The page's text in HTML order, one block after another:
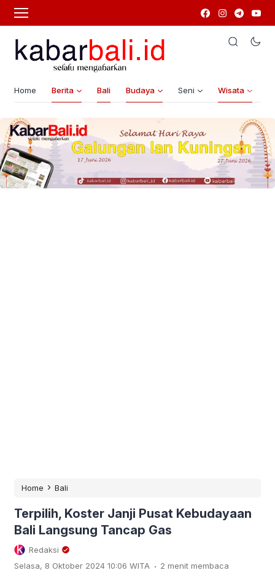
Home Berita Bali Budaya Seni Wisata
Home › Bali
Terpilih, Koster Janji Pusat Kebudayaan
Bali Langsung Tancap Gas
Redaksi
Selasa, 8 Oktober 2024 10:06 WITA . 2 menit membaca